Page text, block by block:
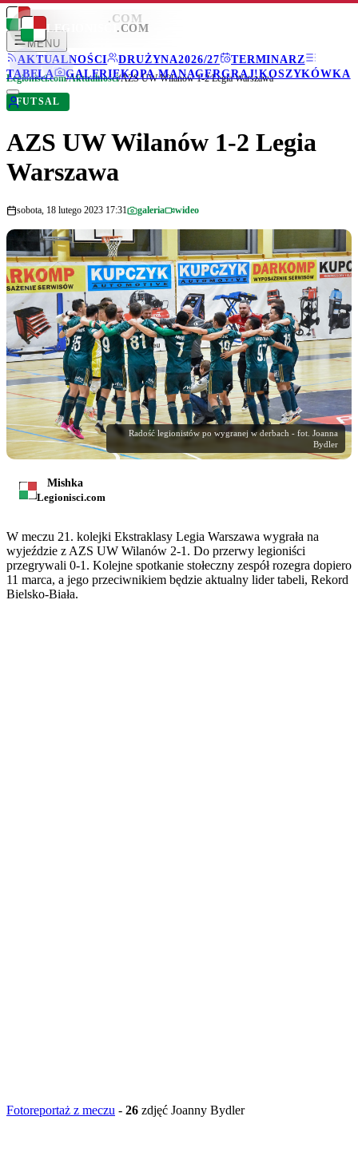
LEGIONISCI .COM
MENU
AKTUALNOŚCI
DRUŻYNA2026/27
TERMINARZ
TABELA
GALERIEKOPA MANAGERGRAJ!KOSZYKÓWKA
LEGIONISCI .COM
Legionisci.com/Aktualności/AZS UW Wilanów 1-2 Legia Warszawa
FUTSAL
AZS UW Wilanów 1-2 Legia
Warszawa
sobota, 18 lutego 2023 17:31 galeria wideo
Radość legionistów po wygranej w derbach - fot. Joanna
Bydler
Mishka
Legionisci.com
W meczu 21. kolejki Ekstraklasy Legia Warszawa wygrała na
wyjeździe z AZS UW Wilanów 2-1. Do przerwy legioniści
przegrywali 0-1. Kolejne spotkanie stołeczny zespół rozegra dopiero
11 marca, a jego przeciwnikiem będzie aktualny lider tabeli, Rekord
Bielsko-Biała.
Fotoreportaż z meczu - 26 zdjęć Joanny Bydler